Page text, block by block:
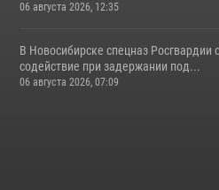
06 августа 2026, 12:35
В Новосибирске спецназ Росгвардии
содействие при задержании под...
06 августа 2026, 07:09